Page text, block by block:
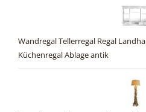
Wandregal Tellerregal Regal
Küchenregal Ablage antik